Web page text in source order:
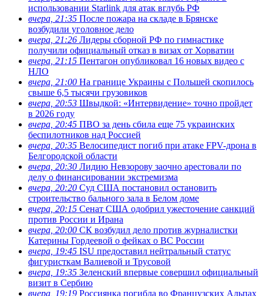
использовании Starlink для атак вглубь РФ
вчера, 21:35 После пожара на складе в Брянске
возбудили уголовное дело
вчера, 21:26 Лидеры сборной РФ по гимнастике
получили официальный отказ в визах от Хорватии
вчера, 21:15 Пентагон опубликовал 16 новых видео с
НЛО
вчера, 21:00 На границе Украины с Польшей скопилось
свыше 6,5 тысячи грузовиков
вчера, 20:53 Швыдкой: «Интервидение» точно пройдет
в 2026 году
вчера, 20:45 ПВО за день сбила еще 75 украинских
беспилотников над Россией
вчера, 20:35 Велосипедист погиб при атаке FPV-дрона в
Белгородской области
вчера, 20:30 Лидию Невзорову заочно арестовали по
делу о финансировании экстремизма
вчера, 20:20 Суд США постановил остановить
строительство бального зала в Белом доме
вчера, 20:15 Сенат США одобрил ужесточение санкций
против России и Ирана
вчера, 20:00 СК возбудил дело против журналистки
Катерины Гордеевой о фейках о ВС России
вчера, 19:45 ISU предоставил нейтральный статус
фигуристкам Валиевой и Трусовой
вчера, 19:35 Зеленский впервые совершил официальный
визит в Сербию
вчера, 19:19 Россиянка погибла во Французских Альпах